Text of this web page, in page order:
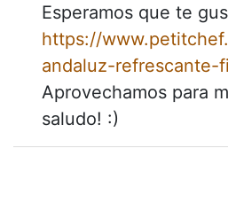
Esperamos que te
https://
andaluz-refrescante-
Aprovechamos para
saludo! :)